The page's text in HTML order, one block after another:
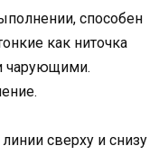
способен
как ниточка
чарующими.
сверху и снизу